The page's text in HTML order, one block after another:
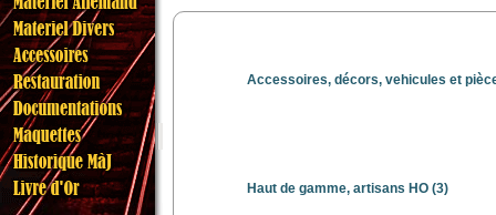
Accessoires, décors, vehicules et
Haut de gamme, artisans HO (3)